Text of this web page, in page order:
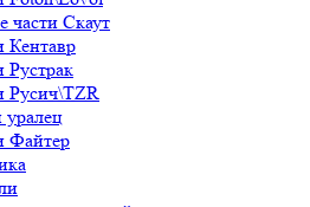
части Скаут
Кентавр
Рустрак
Русич\TZR
уралец
Файтер